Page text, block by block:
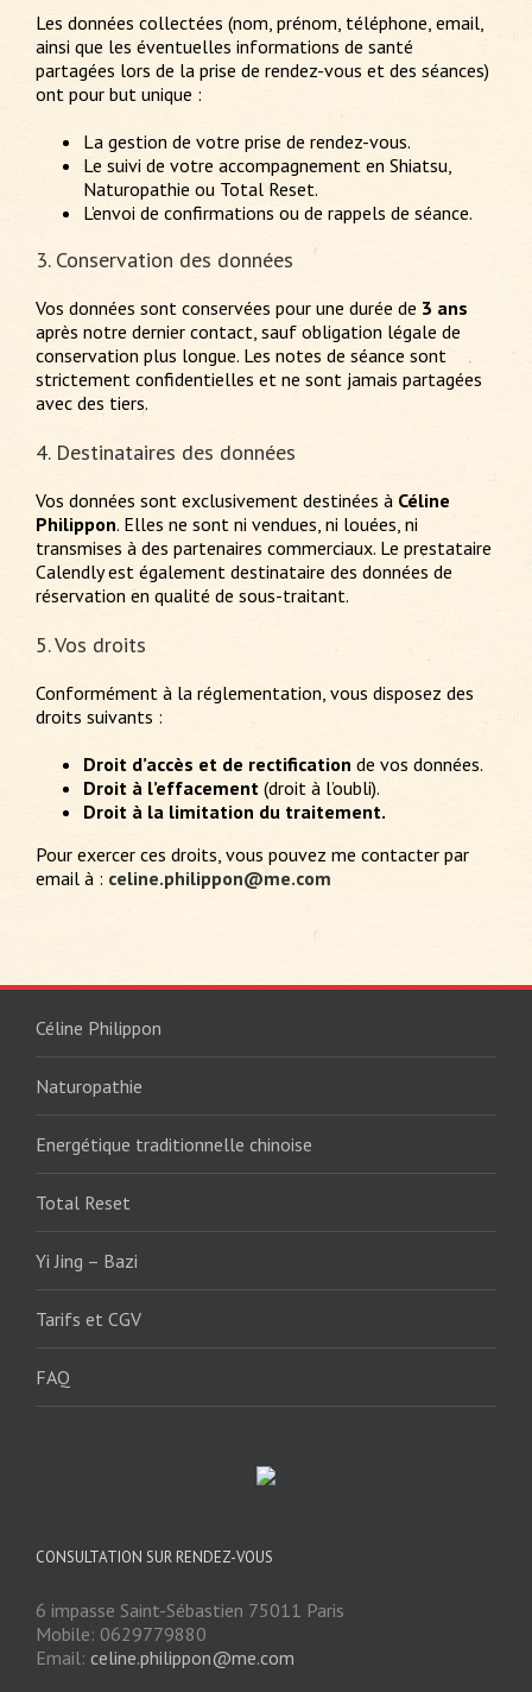
Les données collectées (nom, prénom, téléphone, email,
ainsi que les éventuelles informations de santé
partagées lors de la prise de rendez-vous et des séances)
ont pour but unique :
La gestion de votre prise de rendez-vous.
Le suivi de votre accompagnement en Shiatsu,
Naturopathie ou Total Reset.
L’envoi de confirmations ou de rappels de séance.
3. Conservation des données
Vos données sont conservées pour une durée de 3 ans
après notre dernier contact, sauf obligation légale de
conservation plus longue. Les notes de séance sont
strictement confidentielles et ne sont jamais partagées
avec des tiers.
4. Destinataires des données
Vos données sont exclusivement destinées à Céline
Philippon. Elles ne sont ni vendues, ni louées, ni
transmises à des partenaires commerciaux. Le prestataire
Calendly est également destinataire des données de
réservation en qualité de sous-traitant.
5. Vos droits
Conformément à la réglementation, vous disposez des
droits suivants :
Droit d’accès et de rectification de vos données.
Droit à l’effacement (droit à l’oubli).
Droit à la limitation du traitement.
Pour exercer ces droits, vous pouvez me contacter par
email à : celine.philippon@me.com
Céline Philippon
Naturopathie
Energétique traditionnelle chinoise
Total Reset
Yi Jing – Bazi
Tarifs et CGV
FAQ
CONSULTATION SUR RENDEZ-VOUS
6 impasse Saint-Sébastien 75011 Paris
Mobile: 0629779880
Email: celine.philippon@me.com